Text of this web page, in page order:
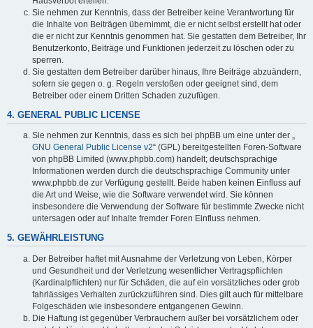
Sie nehmen zur Kenntnis, dass der Betreiber keine Verantwortung für
die Inhalte von Beiträgen übernimmt, die er nicht selbst erstellt hat oder
die er nicht zur Kenntnis genommen hat. Sie gestatten dem Betreiber, Ihr
Benutzerkonto, Beiträge und Funktionen jederzeit zu löschen oder zu
sperren.
Sie gestatten dem Betreiber darüber hinaus, Ihre Beiträge abzuändern,
sofern sie gegen o. g. Regeln verstoßen oder geeignet sind, dem
Betreiber oder einem Dritten Schaden zuzufügen.
4. GENERAL PUBLIC LICENSE
Sie nehmen zur Kenntnis, dass es sich bei phpBB um eine unter der „
GNU General Public License v2“ (GPL) bereitgestellten Foren-Software
von phpBB Limited (www.phpbb.com) handelt; deutschsprachige
Informationen werden durch die deutschsprachige Community unter
www.phpbb.de zur Verfügung gestellt. Beide haben keinen Einfluss auf
die Art und Weise, wie die Software verwendet wird. Sie können
insbesondere die Verwendung der Software für bestimmte Zwecke nicht
untersagen oder auf Inhalte fremder Foren Einfluss nehmen.
5. GEWÄHRLEISTUNG
Der Betreiber haftet mit Ausnahme der Verletzung von Leben, Körper
und Gesundheit und der Verletzung wesentlicher Vertragspflichten
(Kardinalpflichten) nur für Schäden, die auf ein vorsätzliches oder grob
fahrlässiges Verhalten zurückzuführen sind. Dies gilt auch für mittelbare
Folgeschäden wie insbesondere entgangenen Gewinn.
Die Haftung ist gegenüber Verbrauchern außer bei vorsätzlichem oder